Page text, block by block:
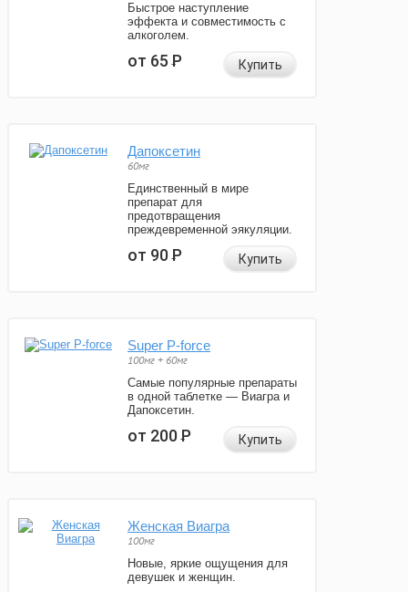
Быстрое наступление
эффекта и совместимость с
алкоголем.
от 65Р Купить
Дапоксетин
60мг
Единственный в мире
препарат для
предотвращения
преждевременной эякуляции.
от 90Р Купить
Super P-force
100мг + 60мг
Самые популярные препараты
в одной таблетке — Виагра и
Дапоксетин.
от 200Р Купить
Женская Виагра
100мг
Новые, яркие ощущения для
девушек и женщин.